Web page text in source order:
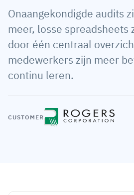
Medewerkersprofiel
Trainingsgeschiedenis
Certificaten & licenties
Frontline skills-app
Compliance
Opleidingsvereisten
Per rol
Trainingscoördinator
Operationeel manager
ICT-manager
Food
Intersnack
JDE Coffee
Chemisch
Klantsucces
Kennisbank
AG5-status
Ondersteuning
Onaangekondigde audits
meer, losse spreadsheets
door één centraal
medewerkers zijn meer
continu leren.
CUSTOMER